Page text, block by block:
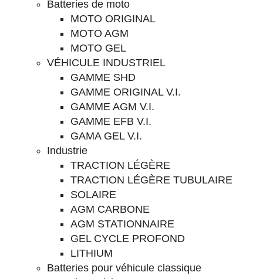
Batteries de moto
MOTO ORIGINAL
MOTO AGM
MOTO GEL
VÉHICULE INDUSTRIEL
GAMME SHD
GAMME ORIGINAL V.I.
GAMME AGM V.I.
GAMME EFB V.I.
GAMA GEL V.I.
Industrie
TRACTION LÉGÈRE
TRACTION LÉGÈRE TUBULAIRE
SOLAIRE
AGM CARBONE
AGM STATIONNAIRE
GEL CYCLE PROFOND
LITHIUM
Batteries pour véhicule classique